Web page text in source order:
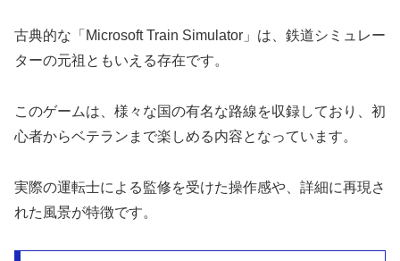
古典的な「Microsoft Train Simulator」は、鉄道シミュレー
ターの元祖ともいえる存在です。
このゲームは、様々な国の有名な路線を収録しており、初
心者からベテランまで楽しめる内容となっています。
実際の運転士による監修を受けた操作感や、詳細に再現さ
れた風景が特徴です。